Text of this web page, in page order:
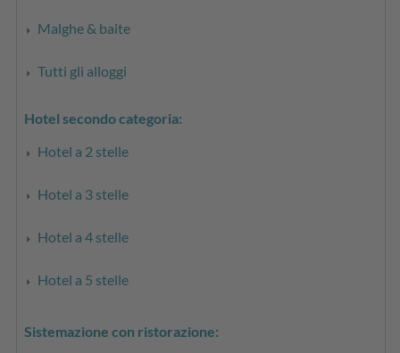
Malghe & baite
Tutti gli alloggi
Hotel secondo categoria:
Hotel a 2 stelle
Hotel a 3 stelle
Hotel a 4 stelle
Hotel a 5 stelle
Sistemazione con ristorazione: